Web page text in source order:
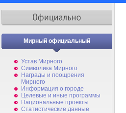
Мирный официальный
Устав Мирного
Символика Мирного
Награды и поощрения
Мирного
Информация о городе
Целевые и иные программы
Национальные проекты
Статистические данные